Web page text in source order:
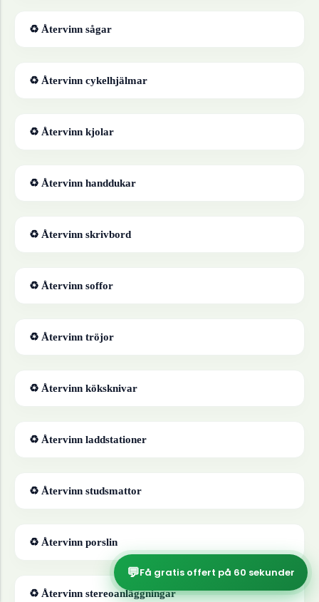
♻ Återvinn sågar
♻ Återvinn cykelhjälmar
♻ Återvinn kjolar
♻ Återvinn handdukar
♻ Återvinn skrivbord
♻ Återvinn soffor
♻ Återvinn tröjor
♻ Återvinn köksknivar
♻ Återvinn laddstationer
♻ Återvinn studsmattor
♻ Återvinn porslin
♻ Återvinn stereoanläggningar
💬Få gratis offert på 60 sekunder